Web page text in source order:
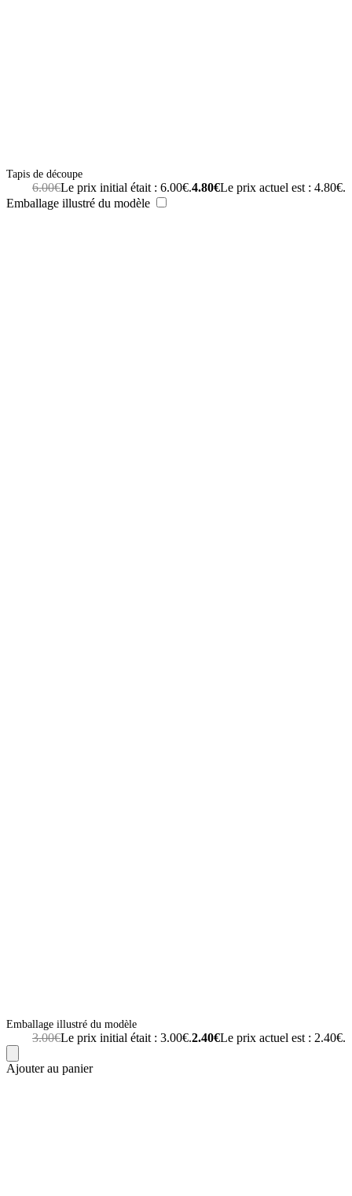
Tapis de découpe
6.00€Le prix initial était : 6.00€.4.80€Le prix actuel est : 4.80€.
Emballage illustré du modèle
Emballage illustré du modèle
3.00€Le prix initial était : 3.00€.2.40€Le prix actuel est : 2.40€.
Ajouter au panier